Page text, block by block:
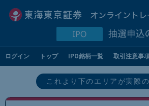
ログイン トップ IPO銘柄一覧 取引注意事
これより下のエリアが実際